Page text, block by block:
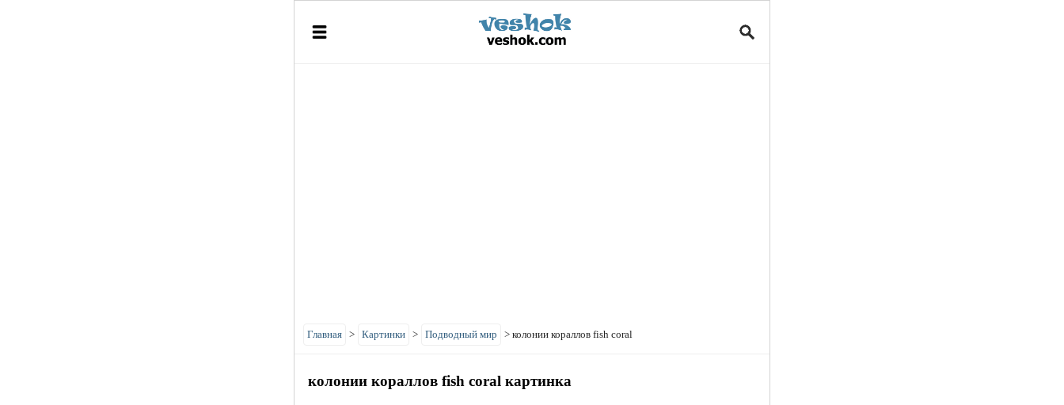
Главная > Картинки > Подводный мир > колонии кораллов fish coral
колонии кораллов fish coral картинка